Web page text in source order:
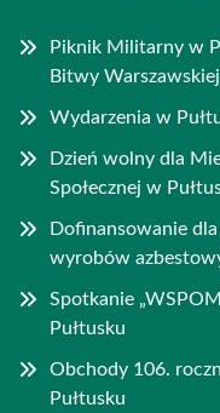
Piknik Militarny w
Bitwy Warszawskiej
Wydarzenia w
Dzień wolny dla
Społecznej w
Dofinansowanie
wyrobów
Spotkanie
Pułtusku
Obchody 106.
Pułtusku